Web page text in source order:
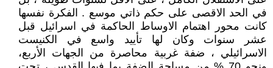
في الحد الاقصى على حكم ذاتي موسع . الفكرة نفسها
كانت محور اهتمام الاوساط الحاكمة في اسرائيل قبل
عشر سنوات وكان لها تأييد واسع في الكنيست
الاسرائيلي ، ضفة غربية محاصرة من الجهات الأربع،